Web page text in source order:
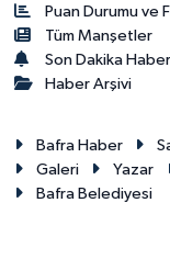
Puan Durumu ve
Tüm Manşetler
Son Dakika
Haber Arşivi
Bafra Haber
Galeri
Yazar
Bafra Belediyesi